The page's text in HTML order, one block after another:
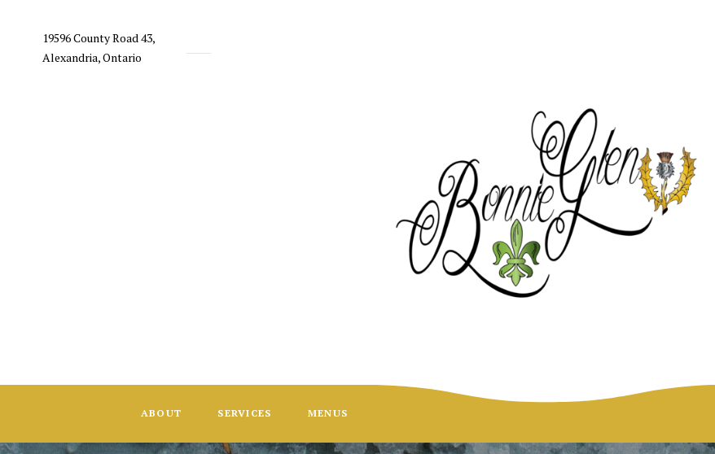
19596 County Road 43,
Alexandria, Ontario
ABOUT SERVICES MENUS